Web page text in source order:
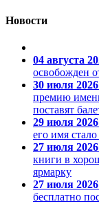
Новости
04 августа
освобожден
30 июля 2026
премию
поставят
29 июля 2026
его имя
27 июля 2026
книги в
ярмарку
27 июля 2026
бесплатно